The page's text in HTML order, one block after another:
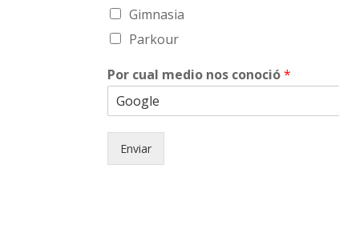
Gimnasia
Parkour
Por cual medio nos conoció*
Enviar